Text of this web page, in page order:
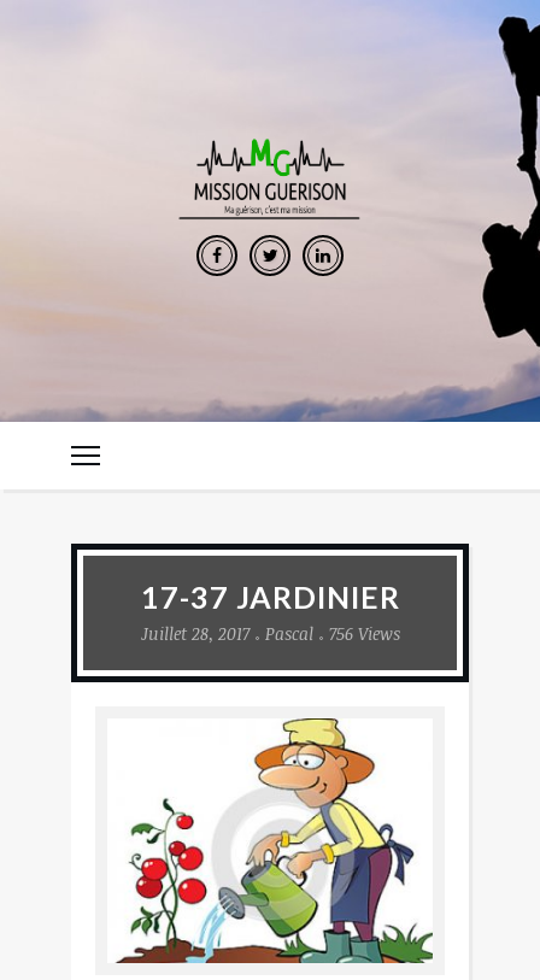
17-37 JARDINIER
Juillet 28, 2017 Pascal 756 Views